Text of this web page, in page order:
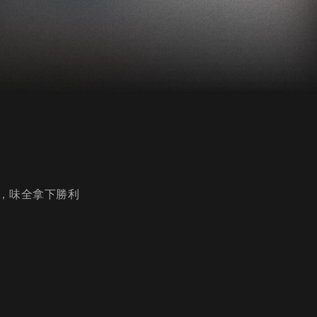
味全拿下勝利